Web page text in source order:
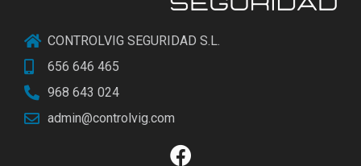
CONTROLVIG SEGURIDAD S.L.
656 646 465
968 643 024
admin@controlvig.com